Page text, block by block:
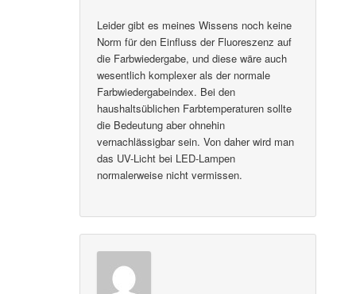
Leider gibt es meines Wissens noch keine
Norm für den Einfluss der Fluoreszenz auf
die Farbwiedergabe, und diese wäre auch
wesentlich komplexer als der normale
Farbwiedergabeindex. Bei den
haushaltsüblichen Farbtemperaturen sollte
die Bedeutung aber ohnehin
vernachlässigbar sein. Von daher wird man
das UV-Licht bei LED-Lampen
normalerweise nicht vermissen.